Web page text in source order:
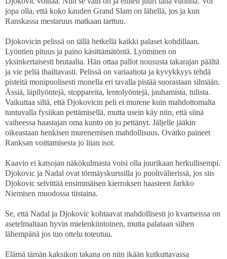
jopa olla, että koko kauden Grand Slam on lähellä, jos ja kun
Ranskassa mestaruus matkaan tarttuu.
Djokovicin pelissä on tällä hetkellä kaikki palaset kohdillaan.
Lyöntien pituus ja paino käsittämätöntä. Lyöminen on
yksinkertaisesti brutaalia. Hän ottaa pallot noususta takarajan päältä
ja vie peliä ihailtavasti. Pelissä on variaatiota ja kyvykkyys tehdä
pisteitä monipuolisesti monella eri tavalla pistää suorastaan silmään.
Ässiä, läpilyöntejä, stoppareita, lentolyöntejä, jauhamista, tulista.
Vaikuttaa siltä, että Djokovicin peli ei murene kuin mahdottomalta
tuntuvalla fysiikan pettämisellä, mutta usein käy niin, että siinä
vaiheessa haastajan oma kunto on jo pettänyt. Jäljelle jääkin
oikeastaan henkisen murenemisen mahdollisuus. Ovatko paineet
Ranksan voittamisesta jo liian isot.
Kaavio ei katsojan näkökulmasta voisi olla juurikaan herkullisempi.
Djokovic ja Nadal ovat törmäyskurssilla jo puolivälierissä, jos siis
Djokovic selvittää ensimmäisen kierroksen haasteen Jarkko
Niemisen muodossa tiistaina.
Se, että Nadal ja Djokovic kohtaavat mahdollisesti jo kvartseissa on
asetelmaltaan hyvin mielenkiintoinen, mutta palataan siihen
lähempänä jos tuo ottelu toteutuu.
Elämä tämän kaksikon takana on niin ikään kutkuttavassa